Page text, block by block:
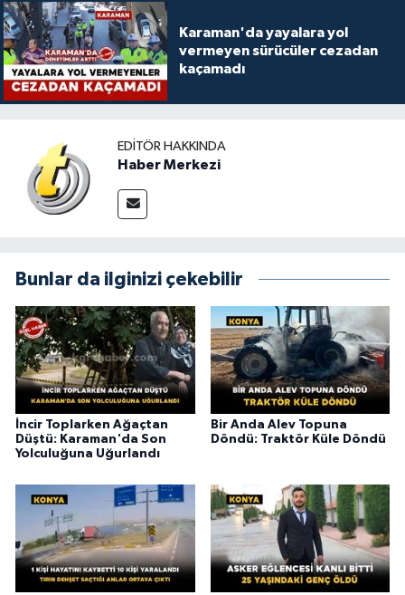
Karaman'da yayalara yol
vermeyen sürücüler cezadan
kaçamadı
EDITÖR HAKKINDA
Haber Merkezi
Bunlar da ilginizi çekebilir
İncir Toplarken Ağaçtan
Düştü: Karaman'da Son
Yolculuğuna Uğurlandı
Bir Anda Alev Topuna
Döndü: Traktör Küle Döndü